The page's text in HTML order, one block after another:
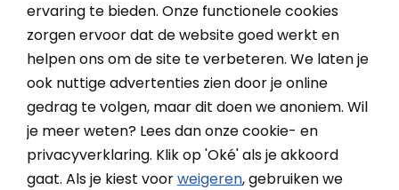
Home Binnenzonwering Gordijnen Inbetween gordijnen
Vadain Inbetween Foster
Gestreept effect gordijn, kamerhoog, plooi of wave, tot
1000x295 cm
ervaring te bieden. Onze functionele cookies
zorgen ervoor dat de website goed werkt en
helpen ons om de site te verbeteren. We laten je
ook nuttige advertenties zien door je online
gedrag te volgen, maar dit doen we anoniem. Wil
je meer weten? Lees dan onze cookie- en
privacyverklaring. Klik op 'Oké' als je akkoord
gaat. Als je kiest voorweigeren, gebruiken we